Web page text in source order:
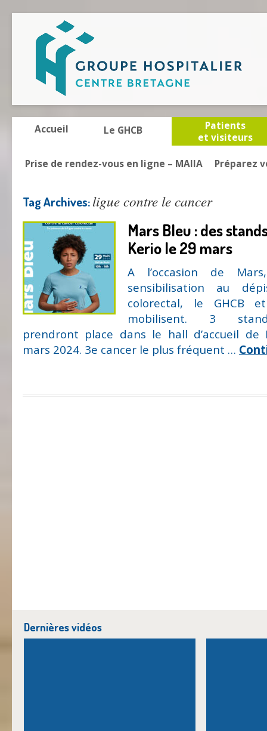
Accueil Le GHCB
Patients
et visiteurs
Prise de rendez-vous en ligne – MAIIA
Préparez
Tag Archives:ligue contre le cancer
Mars Bleu : des
Kerio le 29 mars
A l’occasion de
sensibilisation au
colorectal, le GHCB
mobilisent. 3
prendront place dans le hall d’accueil de
mars 2024. 3e cancer le plus fréquent …
Dernières vidéos